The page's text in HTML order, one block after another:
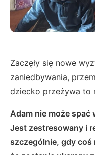
Zaczęły się nowe
zaniedbywania,
dziecko przeżywa to
Adam nie może spać
Jest zestresowany i
szczególnie, gdy coś